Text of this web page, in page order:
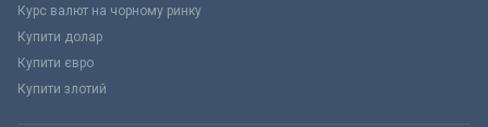
Курс валют на чорному ринку
Купити долар
Купити євро
Купити злотий